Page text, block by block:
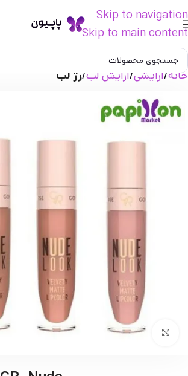
Skip to navigation
Skip to main content
خانه آرایشی آرایش لب رژ لب
بزرگنمایی تصویر